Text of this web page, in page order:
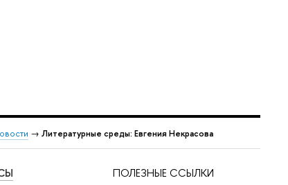
→ Литературные среды: Евгения Некрасова
ПОЛЕЗНЫЕ ССЫЛКИ